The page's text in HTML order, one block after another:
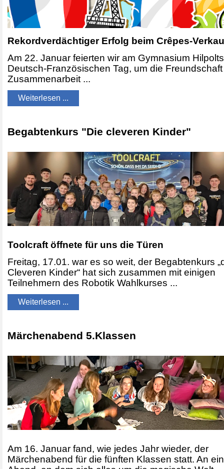
Rekordverdächtiger Erfolg beim Crêpes-
Am 22. Januar feierten wir am Gymnasium
Deutsch-Französischen Tag, um die
Zusammenarbeit ...
Weiterlesen ...
Begabtenkurs "Die cleveren Kinder"
Toolcraft öffnete für uns die Türen
Freitag, 17.01. war es so weit, der Begabtenkurs
Cleveren Kinder“ hat sich zusammen mit einigen
Teilnehmern des Robotik Wahlkurses ...
Weiterlesen ...
Märchenabend 5.Klassen
Am 16. Januar fand, wie jedes Jahr wieder, der
Märchenabend für die fünften Klassen statt. An